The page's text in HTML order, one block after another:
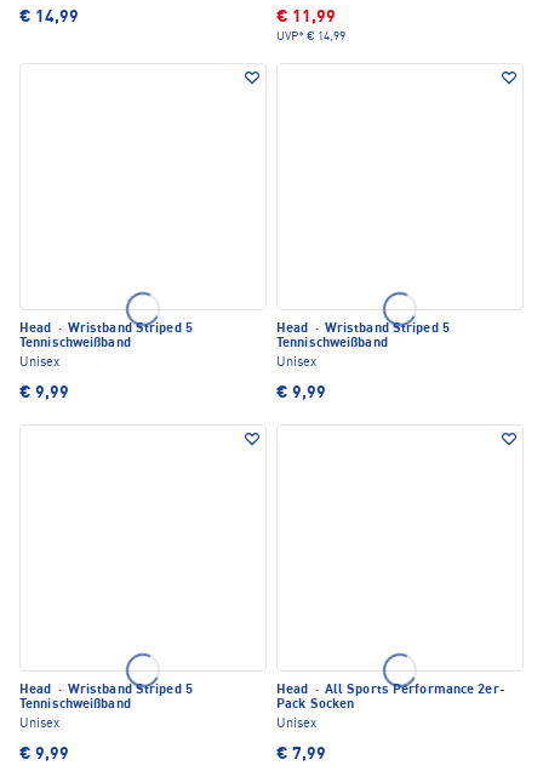
€ 14,99 € 11,99
UVP* € 14,99
Head · Wristband Striped 5
Tennischweißband
Unisex
€ 9,99
Head · Wristband Striped 5
Tennischweißband
Unisex
€ 9,99
Head · Wristband Striped 5
Tennischweißband
Unisex
€ 9,99
Head · All Sports Performance 2er-
Pack Socken
Unisex
€ 7,99